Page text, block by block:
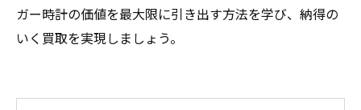
ガー時計の価値を最大限に引き出す方法を学び、納得の
いく買取を実現しましょう。